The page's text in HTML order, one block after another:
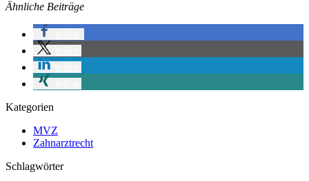
Ähnliche Beiträge
Kategorien
MVZ
Zahnarztrecht
Schlagwörter